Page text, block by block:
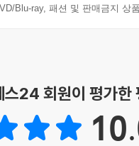
Blu-ray, 패션 및 판매금지 상
스24 회원이 평가한